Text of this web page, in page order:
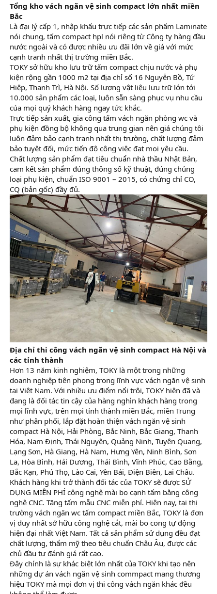
Tổng kho vách ngăn vệ sinh compact lớn nhất miền
Bắc
Là đại lý cấp 1, nhập khẩu trực tiếp các sản phẩm Laminate
nói chung, tấm compact hpl nói riêng từ Công ty hàng đầu
nước ngoài và có được nhiều ưu đãi lớn về giá với mức
cạnh tranh nhất thị trường miền Bắc.
TOKY sở hữu kho lưu trữ tấm compact chịu nước và phụ
kiện rộng gần 1000 m2 tại địa chỉ số 16 Nguyễn Bồ, Tứ
Hiệp, Thanh Trì, Hà Nội. Số lượng vật liệu lưu trữ lớn tới
10.000 sản phẩm các loại, luôn sẵn sàng phục vụ nhu cầu
của mọi quý khách hàng ngay tức khắc.
Trực tiếp sản xuất, gia công tấm vách ngăn phòng wc và
phụ kiện đồng bộ không qua trung gian nên giá chúng tôi
luôn đảm bảo cạnh tranh nhất thị trường, chất lượng đảm
bảo tuyệt đối, mức tiến độ công việc đạt mọi yêu cầu.
Chất lượng sản phẩm đạt tiêu chuẩn nhà thầu Nhật Bản,
cam kết sản phẩm đúng thông số kỹ thuật, đúng chủng
loại phụ kiện, chuẩn ISO 9001 – 2015, có chứng chỉ CO,
CQ (bản gốc) đầy đủ.
Địa chỉ thi công vách ngăn vệ sinh compact Hà Nội và
các tỉnh thành
Hơn 13 năm kinh nghiệm, TOKY là một trong những
doanh nghiệp tiên phong trong lĩnh vực vách ngăn vệ sinh
tại Việt Nam. Với nhiều ưu điểm nổi trội, TOKY hiện đã và
đang là đối tác tin cậy của hàng nghìn khách hàng trong
mọi lĩnh vực, trên mọi tỉnh thành miền Bắc, miền Trung
như phân phối, lắp đặt hoàn thiện vách ngăn vệ sinh
compact Hà Nội, Hải Phòng, Bắc Ninh, Bắc Giang, Thanh
Hóa, Nam Định, Thái Nguyên, Quảng Ninh, Tuyên Quang,
Lạng Sơn, Hà Giang, Hà Nam, Hưng Yên, Ninh Bình, Sơn
La, Hòa Bình, Hải Dương, Thái Bình, Vĩnh Phúc, Cao Bằng,
Bắc Kạn, Phú Thọ, Lào Cai, Yên Bái, Điện Biên, Lai Châu.
Khách hàng khi trở thành đối tác của TOKY sẽ được SỬ
DỤNG MIỄN PHÍ công nghệ mài bo cạnh tấm bằng công
nghệ CNC. Tặng tấm mẫu CNC miễn phí. Hiện nay, tại thị
trường vách ngăn wc tấm compact miền Bắc, TOKY là đơn
vị duy nhất sở hữu công nghệ cắt, mài bo cong tự động
hiện đại nhất Việt Nam. Tất cả sản phẩm sử dụng đều đạt
chất lượng, thẩm mỹ theo tiêu chuẩn Châu Âu, được các
chủ đầu tư đánh giá rất cao.
Đây chính là sự khác biệt lớn nhất của TOKY khi tạo nên
những dự án vách ngăn vệ sinh commpact mang thương
hiệu TOKY mà mọi đơn vị thi công vách ngăn khác đều